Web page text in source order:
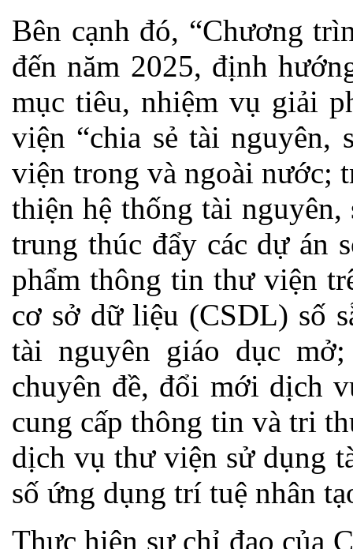
Bên cạnh đó, “Chương
đến năm 2025, định
mục tiêu, nhiệm vụ giải
viện “chia sẻ tài nguyên,
viện trong và ngoài nước;
thiện hệ thống tài
trung thúc đẩy các dự án
phẩm thông tin thư viện
cơ sở dữ liệu (CSDL) số
tài nguyên giáo dục
chuyên đề, đổi mới dịch
cung cấp thông tin và tri
dịch vụ thư viện sử dụng
số ứng dụng trí tuệ nhân
Thực hiện sự chỉ đạo của